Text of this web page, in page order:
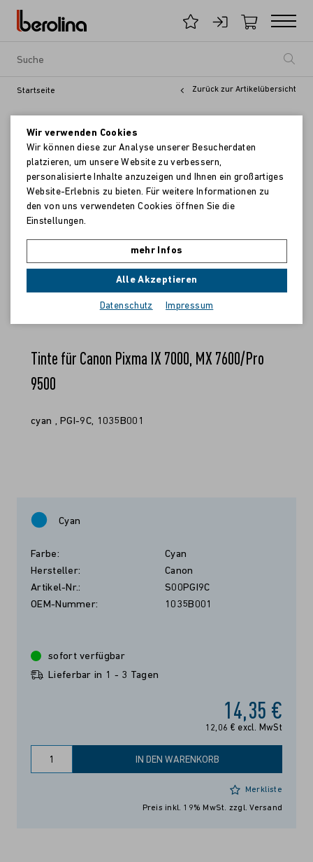
Startseite Zurück zur Artikelübersicht
Tinte für Canon Pixma IX 7000, MX 7600/Pro
9500
cyan , PGI-9C, 1035B001
Cyan
Farbe:
Cyan
Hersteller:
Canon
Artikel-Nr.:
S00PGI9C
OEM-Nummer:
1035B001
14,35 €
12,06 € excl. MwSt
sofort verfügbar
Lieferbar in 1 - 3 Tagen
IN DEN WARENKORB
Merkliste
Preis inkl. 19% MwSt. zzgl. Versand
Wir verwenden Cookies
Wir können diese zur Analyse unserer Besucherdaten
platzieren, um unsere Website zu verbessern,
personalisierte Inhalte anzuzeigen und Ihnen ein großartiges
Website-Erlebnis zu bieten. Für weitere Informationen zu
den von uns verwendeten Cookies öffnen Sie die
Einstellungen.
mehr Infos
Alle Akzeptieren
Datenschutz Impressum